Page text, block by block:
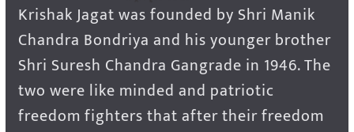
Krishak Jagat was founded by Shri Manik
Chandra Bondriya and his younger brother
Shri Suresh Chandra Gangrade in 1946. The
two were like minded and patriotic
freedom fighters that after their freedom